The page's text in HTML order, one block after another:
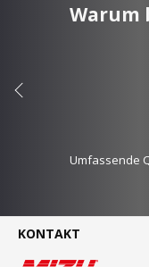
Warum
Umfassende
KONTAKT